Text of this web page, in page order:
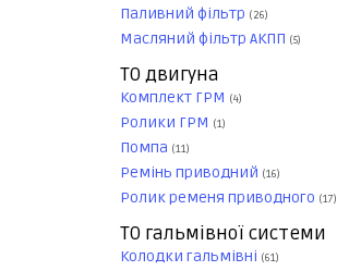
Паливний фільтр (26)
Масляний фільтр АКПП (5)
ТО двигуна
Комплект ГРМ (4)
Ролики ГРМ (1)
Помпа (11)
Ремінь приводний (16)
Ролик ременя приводного (17)
ТО гальмівної системи
Колодки гальмівні (61)